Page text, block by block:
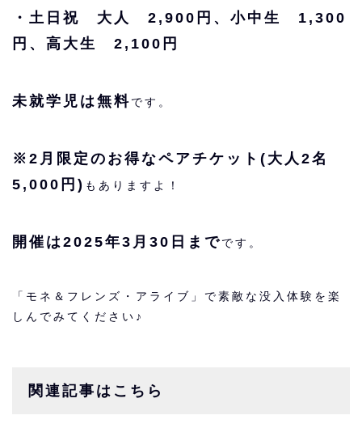
・土日祝 大人 2,900円、小中生 1,300
円、高大生 2,100円
未就学児は無料です。
※2月限定のお得なペアチケット(大人2名
5,000円) もありますよ！
開催は2025年3月30日までです。
「モネ＆フレンズ・アライブ」で素敵な没入体験を楽
しんでみてください♪
関連記事はこちら